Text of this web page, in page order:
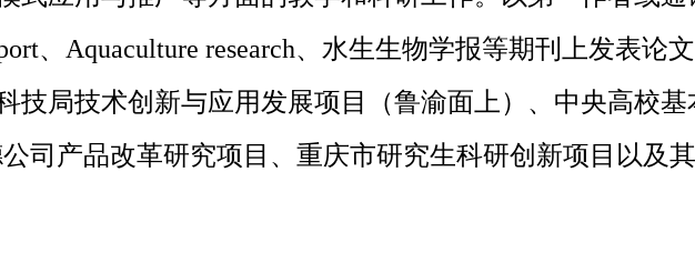
、Aquaculture research、水生生物学报等期刊上发表论
技局技术创新与应用发展项目（鲁渝面上）、中央高校基
司产品改革研究项目、重庆市研究生科研创新项目以及